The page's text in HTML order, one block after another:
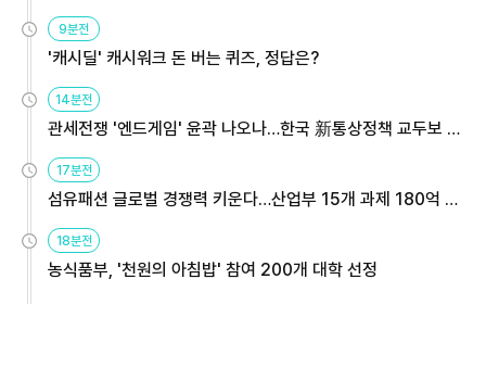
9분전
'캐시딜' 캐시워크 돈 버는 퀴즈, 정답은?
14분전
관세전쟁 '엔드게임' 윤곽 나오나…한국 新통상정책 교두보 활
용해야
17분전
섬유패션 글로벌 경쟁력 키운다…산업부 15개 과제 180억 지
원
18분전
농식품부, '천원의 아침밥' 참여 200개 대학 선정